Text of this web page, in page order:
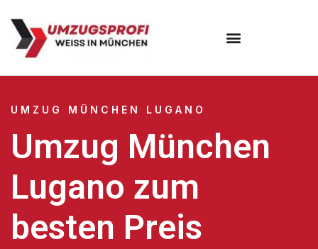
UMZUG MÜNCHEN LUGANO
Umzug München
Lugano zum
besten Preis